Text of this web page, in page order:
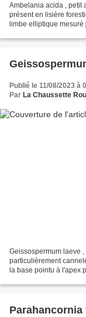
Ambelania acida , petit
présent en lisière
limbe elliptique mesuré
Publié le 11/08/2023 à
Par La Chaussette
Geissospermum laeve
particulièrement
la base pointu à l'apex
Parahancornia